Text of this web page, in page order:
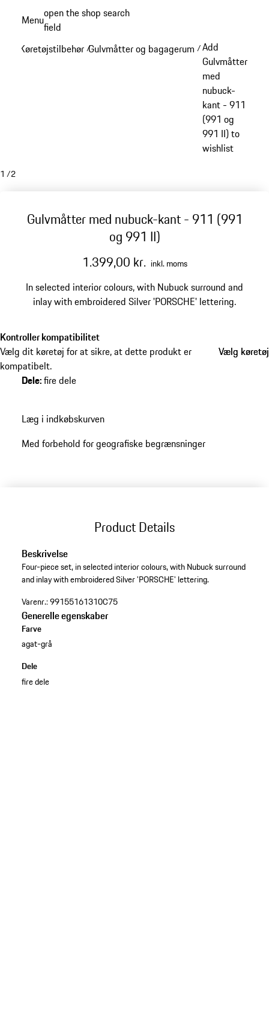
Menuopen the shop search
field
Køretøjstilbehør /Gulvmåtter og bagagerum /Add
Gulvmåtter
med
nubuck-
kant - 911
(991 og
991 II) to
wishlist
1 /2
Gulvmåtter med nubuck-kant - 911 (991
og 991 II)
1.399,00 kr. inkl. moms
In selected interior colours, with Nubuck surround and
inlay with embroidered Silver 'PORSCHE' lettering.
Kontroller kompatibilitet
Vælg dit køretøj for at sikre, at dette produkt er
kompatibelt.
Vælg køretøj
Vælg køretøj
Dele:fire dele
Læg i indkøbskurven
Med forbehold for geografiske begrænsninger
Product Details
Beskrivelse
Four-piece set, in selected interior colours, with Nubuck surround
and inlay with embroidered Silver 'PORSCHE' lettering.
Varenr.:99155161310C75
Generelle egenskaber
Farve
agat-grå
Dele
fire dele